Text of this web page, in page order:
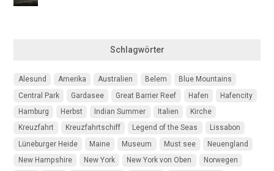
Schlagwörter
Alesund Amerika Australien Belem
Blue Mountains
Central Park
Gardasee Great Barrier Reef Hafen
Hafencity
Hamburg
Herbst Indian Summer Italien
Kirche
Kreuzfahrt
Kreuzfahrtschiff Legend of the Seas
Lissabon
Lüneburger Heide
Maine Museum Must see
Neuengland
New Hampshire
New York New York von Oben
Norwegen